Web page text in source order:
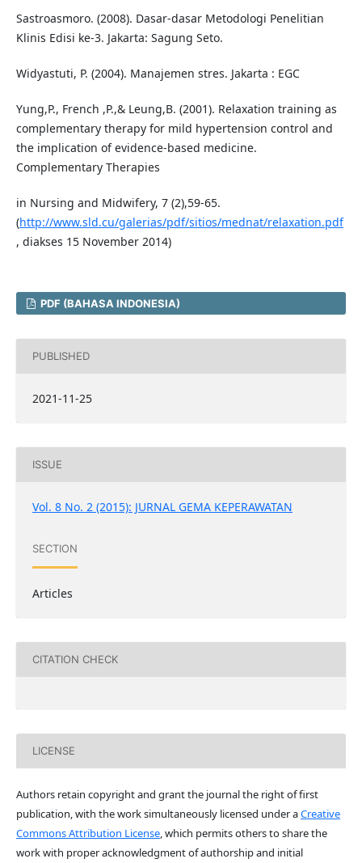
Sastroasmoro. (2008). Dasar-dasar Metodologi Penelitian
Klinis Edisi ke-3. Jakarta: Sagung Seto.
Widyastuti, P. (2004). Manajemen stres. Jakarta : EGC
Yung,P., French ,P.,& Leung,B. (2001). Relaxation training as
complementary therapy for mild hypertension control and
the implication of evidence-based medicine.
Complementary Therapies
in Nursing and Midwifery, 7 (2),59-65.
(http://www.sld.cu/galerias/pdf/sitios/mednat/relaxation.pdf
, diakses 15 November 2014)
PDF (BAHASA INDONESIA)
PUBLISHED
2021-11-25
ISSUE
Vol. 8 No. 2 (2015): JURNAL GEMA KEPERAWATAN
SECTION
Articles
CITATION CHECK
LICENSE
Authors retain copyright and grant the journal the right of first
publication, with the work simultaneously licensed under aCreative
Commons Attribution License, which permits others to share the
work with proper acknowledgment of authorship and initial